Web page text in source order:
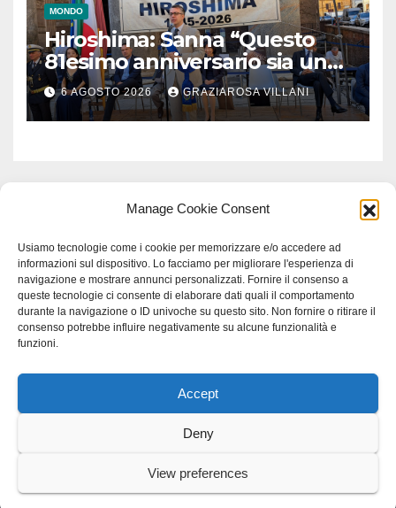
Manage Cookie Consent
Usiamo tecnologie come i cookie per memorizzare e/o accedere ad
informazioni sul dispositivo. Lo facciamo per migliorare l'esperienza di
navigazione e mostrare annunci personalizzati. Fornire il consenso a
queste tecnologie ci consente di elaborare dati quali il comportamento
durante la navigazione o ID univoche su questo sito. Non fornire o ritirare il
consenso potrebbe influire negativamente su alcune funzionalità e
funzioni.
Accept
Deny
View preferences
MONDO
Hiroshima: Sanna “Questo
81esimo anniversario sia un
monito per tutti”
6 AGOSTO 2026 GRAZIAROSA VILLANI
Proudly powered by WordPress|Tema: Newspaperex di
Scienza studio specialistico bracciano